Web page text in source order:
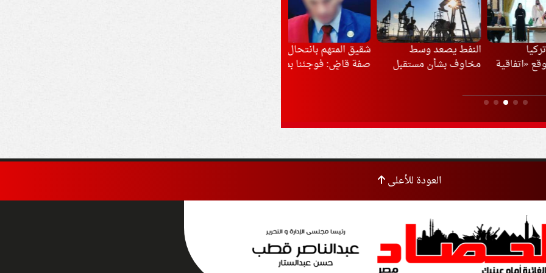
النفط يصعد وسط
مخاوف بشأن مستقبل
شقيق المتهم بانتحال
صفة قاضٍ: فوجئنا بما
العودة للأعلى